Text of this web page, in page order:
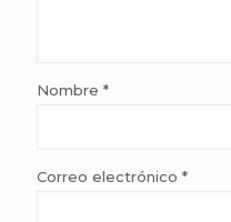
Nombre *
Correo electrónico *